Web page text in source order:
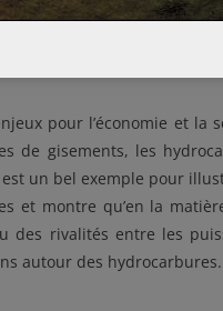
à la lumière de la
découvertes de gaz et
pour l’économie et la
de gisements, les
est un bel exemple pour
et montre qu’en la
des rivalités entre les
autour des hydrocarbures.